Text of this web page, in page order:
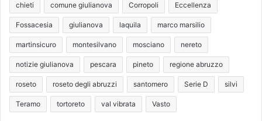
chieti comune giulianova Corropoli Eccellenza
Fossacesia giulianova laquila marco marsilio
martinsicuro montesilvano mosciano nereto
notizie giulianova pescara pineto regione abruzzo
roseto roseto degli abruzzi santomero Serie D silvi
Teramo tortoreto val vibrata Vasto